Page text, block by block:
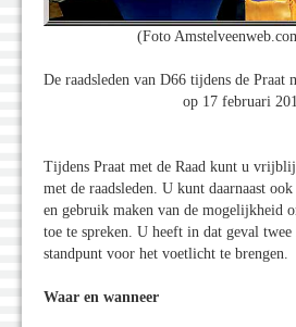
(Foto
De raadsleden van D66 tijdens de Praat
op 17 februari
Tijdens Praat met de Raad kunt u
met de raadsleden. U kunt daarnaast
en gebruik maken van de mogelijkheid
toe te spreken. U heeft in dat geval
standpunt voor het voetlicht te brengen.
Waar en wanneer